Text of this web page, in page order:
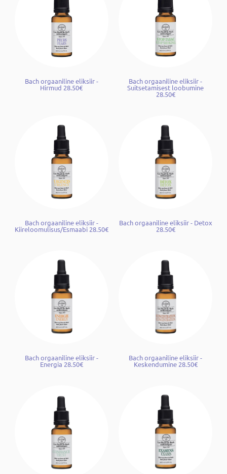
Bach orgaaniline eliksiir -
Hirmud 28.50€
Bach orgaaniline eliksiir -
Suitsetamisest loobumine
28.50€
Bach orgaaniline eliksiir -
Kiireloomulisus/Esmaabi 28.50€
Bach orgaaniline eliksiir - Detox
28.50€
Bach orgaaniline eliksiir -
Energia 28.50€
Bach orgaaniline eliksiir -
Keskendumine 28.50€